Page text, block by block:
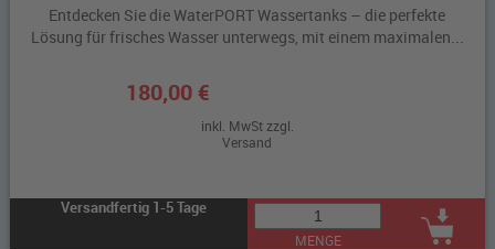
Entdecken Sie die WaterPORT Wassertanks – die perfekte
Lösung für frisches Wasser unterwegs, mit einem maximalen...
180,00 €
inkl. MwSt zzgl.
Versand
Versandfertig 1-5 Tage
MENGE